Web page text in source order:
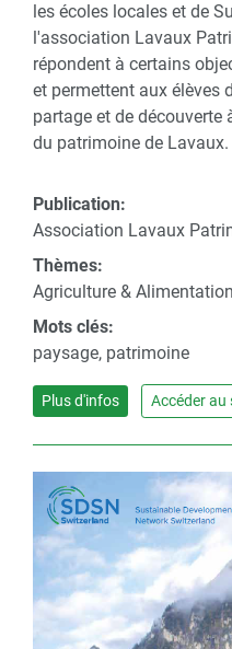
les écoles locales et de
l'association Lavaux
répondent à certains
et permettent aux élèves
partage et de découverte
du patrimoine de Lavaux.
Publication:
Association Lavaux
Thèmes:
Agriculture &
Mots clés:
paysage, patrimoine
Plus d'infos Accéder au